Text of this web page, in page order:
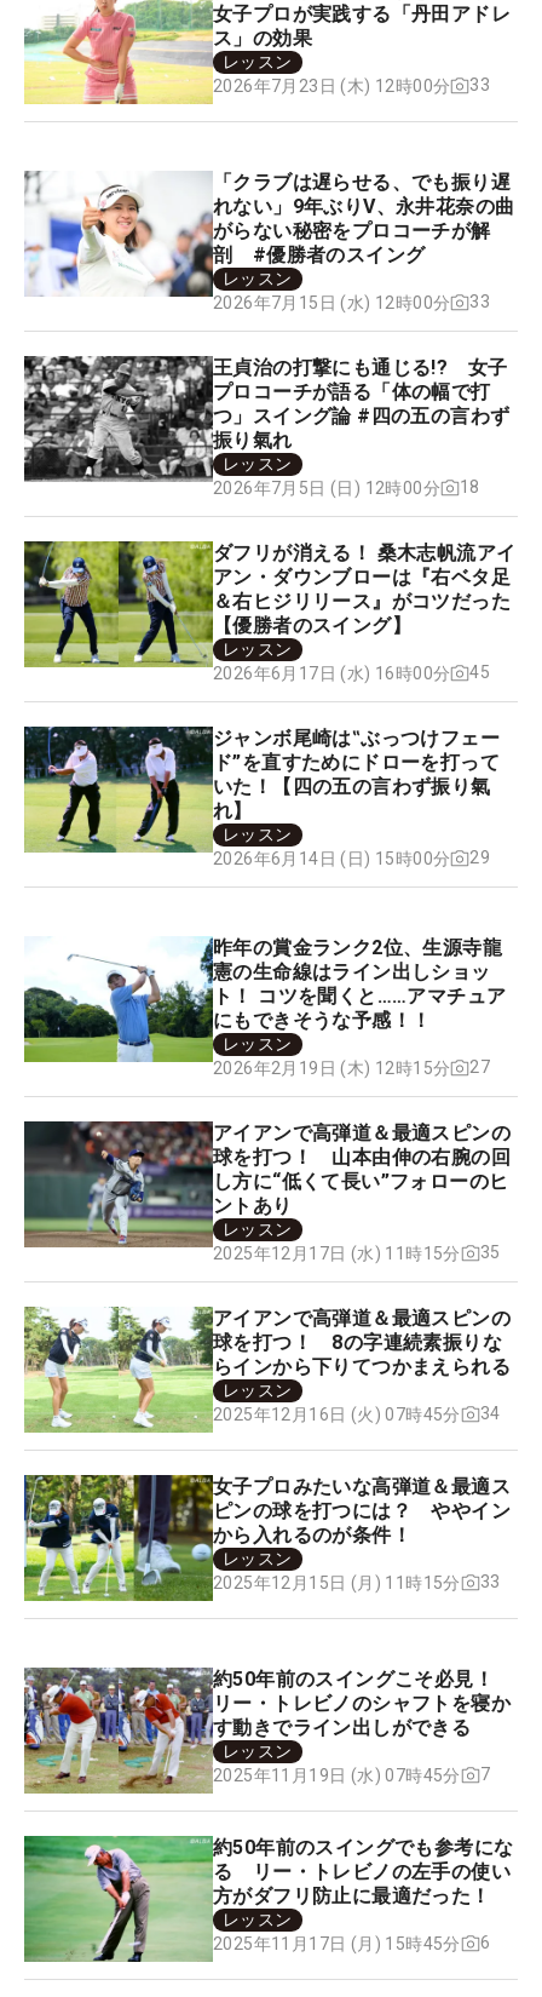
女子プロが実践する「丹田アドレ
ス」の効果
レッスン
2026年7月23日 (木) 12時00分
33
「クラブは遅らせる、でも振り遅
れない」9年ぶりV、永井花奈の曲
がらない秘密をプロコーチが解
剖 #優勝者のスイング
レッスン
2026年7月15日 (水) 12時00分
33
王貞治の打撃にも通じる!? 女子
プロコーチが語る「体の幅で打
つ」スイング論 #四の五の言わず
振り氣れ
レッスン
2026年7月5日 (日) 12時00分
18
ダフリが消える！ 桑木志帆流アイ
アン・ダウンブローは『右ベタ足
＆右ヒジリリース』がコツだった
【優勝者のスイング】
レッスン
2026年6月17日 (水) 16時00分
45
ジャンボ尾崎は‟ぶっつけフェー
ド”を直すためにドローを打って
いた！【四の五の言わず振り氣
れ】
レッスン
2026年6月14日 (日) 15時00分
29
昨年の賞金ランク2位、生源寺龍
憲の生命線はライン出しショッ
ト！ コツを聞くと……アマチュア
にもできそうな予感！！
レッスン
2026年2月19日 (木) 12時15分
27
アイアンで高弾道＆最適スピンの
球を打つ！ 山本由伸の右腕の回
し方に“低くて長い”フォローのヒ
ントあり
レッスン
2025年12月17日 (水) 11時15分
35
アイアンで高弾道＆最適スピンの
球を打つ！ 8の字連続素振りな
らインから下りてつかまえられる
レッスン
2025年12月16日 (火) 07時45分
34
女子プロみたいな高弾道＆最適ス
ピンの球を打つには？ ややイン
から入れるのが条件！
レッスン
2025年12月15日 (月) 11時15分
33
約50年前のスイングこそ必見！
リー・トレビノのシャフトを寝か
す動きでライン出しができる
レッスン
2025年11月19日 (水) 07時45分
7
約50年前のスイングでも参考にな
る リー・トレビノの左手の使い
方がダフリ防止に最適だった！
レッスン
2025年11月17日 (月) 15時45分
6